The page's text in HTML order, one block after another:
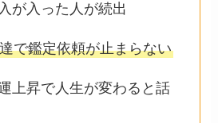
が入った人が続出
で鑑定依頼が止まらない
上昇で人生が変わると話